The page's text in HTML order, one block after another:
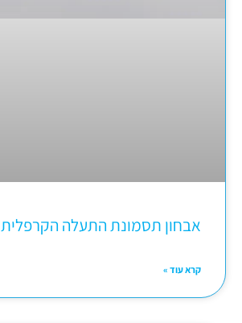
אבחון תסמונת התעלה הקרפלית
קרא עוד »